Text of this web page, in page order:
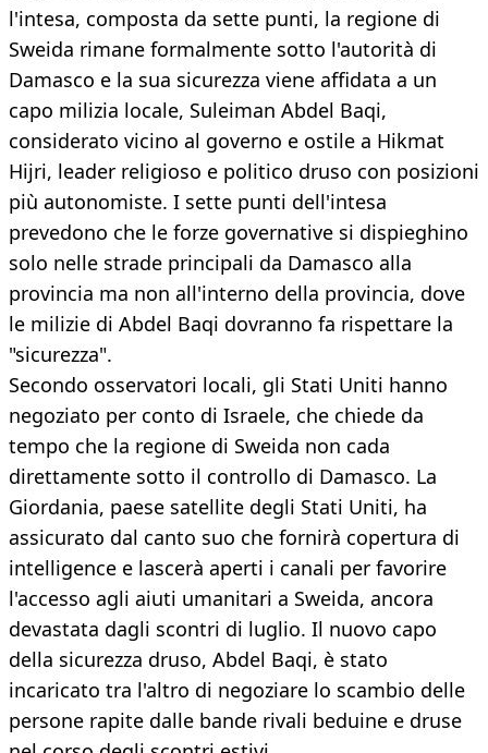
l'intesa, composta da sette punti, la regione di
Sweida rimane formalmente sotto l'autorità di
Damasco e la sua sicurezza viene affidata a un
capo milizia locale, Suleiman Abdel Baqi,
considerato vicino al governo e ostile a Hikmat
Hijri, leader religioso e politico druso con posizioni
più autonomiste. I sette punti dell'intesa
prevedono che le forze governative si dispieghino
solo nelle strade principali da Damasco alla
provincia ma non all'interno della provincia, dove
le milizie di Abdel Baqi dovranno fa rispettare la
"sicurezza".
Secondo osservatori locali, gli Stati Uniti hanno
negoziato per conto di Israele, che chiede da
tempo che la regione di Sweida non cada
direttamente sotto il controllo di Damasco. La
Giordania, paese satellite degli Stati Uniti, ha
assicurato dal canto suo che fornirà copertura di
intelligence e lascerà aperti i canali per favorire
l'accesso agli aiuti umanitari a Sweida, ancora
devastata dagli scontri di luglio. Il nuovo capo
della sicurezza druso, Abdel Baqi, è stato
incaricato tra l'altro di negoziare lo scambio delle
persone rapite dalle bande rivali beduine e druse